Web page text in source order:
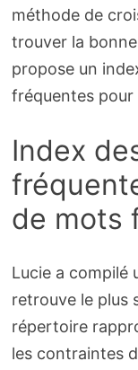
méthode de
trouver la
propose un
fréquentes pour
Index
de mots
Lucie a compilé
retrouve le plus
répertoire
les contraintes